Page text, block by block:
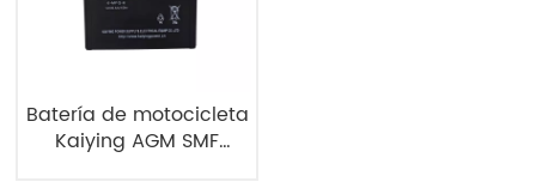
Batería de motocicleta
Kaiying AGM SMF